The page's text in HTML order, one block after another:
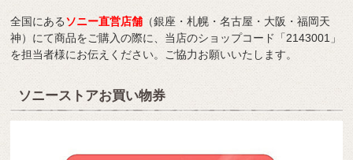
全国にあるソニー直営店舗 （銀座・札幌・名古屋・大阪・福岡天
神）にて商品をご購入の際に、当店のショップコード「2143001」
を担当者様にお伝えください。ご協力お願いいたします。
ソニーストアお買い物券